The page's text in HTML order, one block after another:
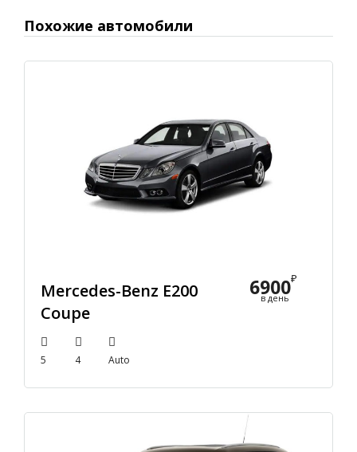
Похожие автомобили
Mercedes-Benz E200
Coupe
5 4 Auto
6900₽
в день